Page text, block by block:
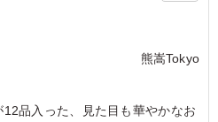
熊嵩Tokyo
品入った、見た目も華やかなお